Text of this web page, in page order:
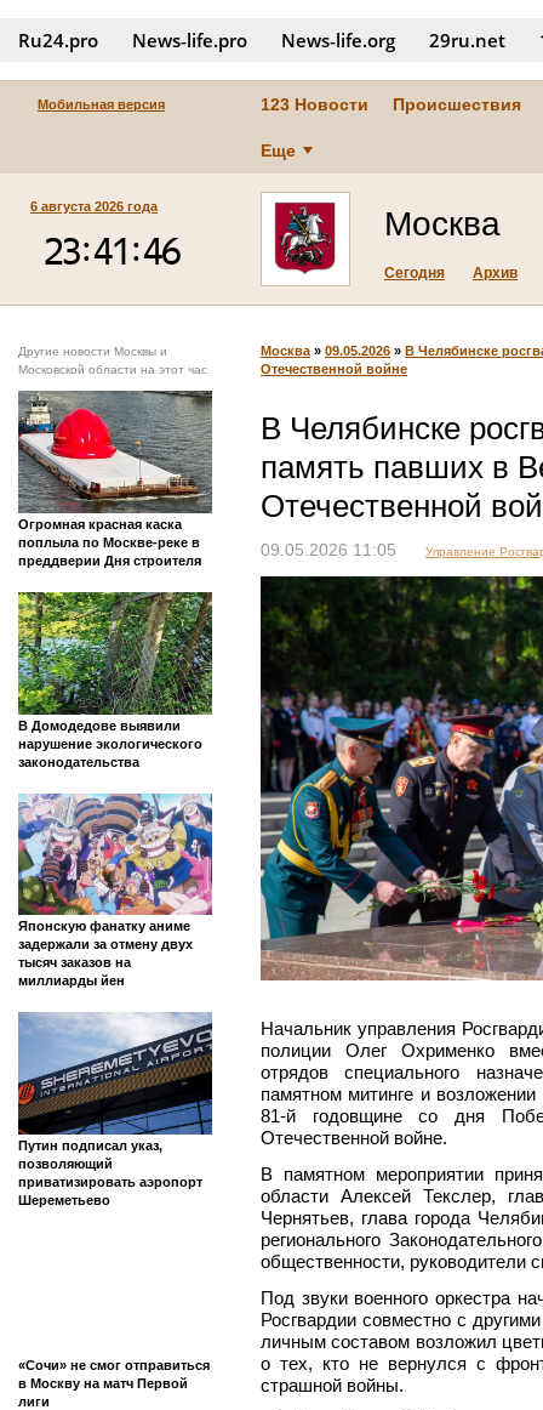
Ru24.pro News‑life.pro News‑life.org 29ru.net
Мобильная версия 123 Новости Происшествия
Еще
6 августа 2026 года Москва
Сегодня Архив
Другие новости Москвы и
Московской области на этот час
Огромная красная каска
поплыла по Москве-реке в
преддверии Дня строителя
В Домодедове выявили
нарушение экологического
законодательства
Японскую фанатку аниме
задержали за отмену двух
тысяч заказов на
миллиарды йен
Путин подписал указ,
позволяющий
приватизировать аэропорт
Шереметьево
«Сочи» не смог отправиться
в Москву на матч Первой
лиги
Москва » 09.05.2026 » В Челябинске
Отечественной войне
В Челябинске
память павших в
Отечественной
09.05.2026 11:05 Управление
Начальник управления
полиции Олег Охрименко
отрядов специального
памятном митинге и
81-й годовщине со дня
Отечественной войне.
В памятном мероприятии
области Алексей Текслер,
Чернятьев, глава города
регионального
общественности, руководители
Под звуки военного оркестра
Росгвардии совместно с
личным составом возложил
о тех, кто не вернулся с
страшной войны.